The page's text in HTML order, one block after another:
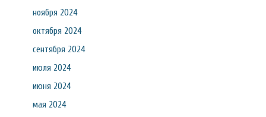
ноября 2024
октября 2024
сентября 2024
июля 2024
июня 2024
мая 2024